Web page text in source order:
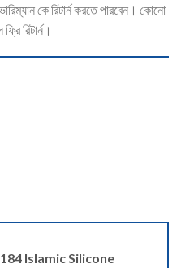
কে রিটার্ন করতে পারবেন। কোনো
রিটার্ন।
Islamic Silicone